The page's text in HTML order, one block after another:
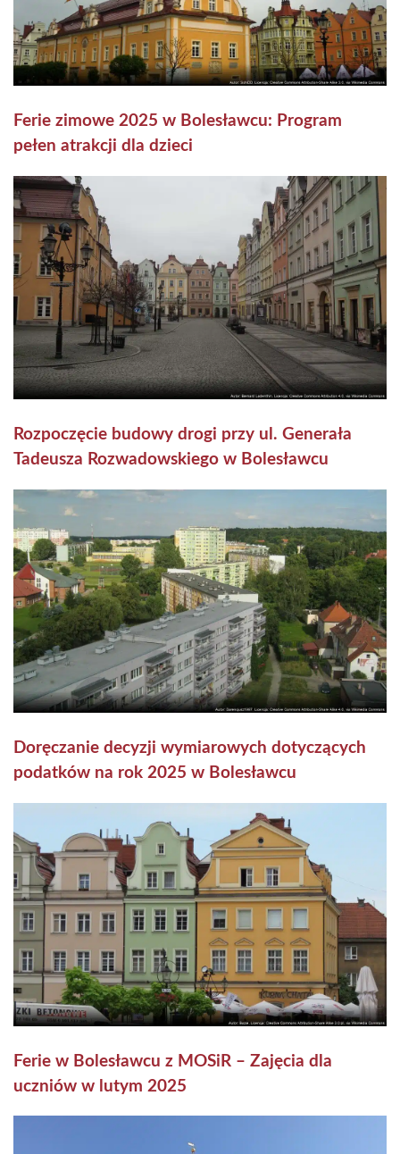
Ferie zimowe 2025 w Bolesławcu: Program
pełen atrakcji dla dzieci
Rozpoczęcie budowy drogi przy ul. Generała
Tadeusza Rozwadowskiego w Bolesławcu
Doręczanie decyzji wymiarowych dotyczących
podatków na rok 2025 w Bolesławcu
Ferie w Bolesławcu z MOSiR – Zajęcia dla
uczniów w lutym 2025